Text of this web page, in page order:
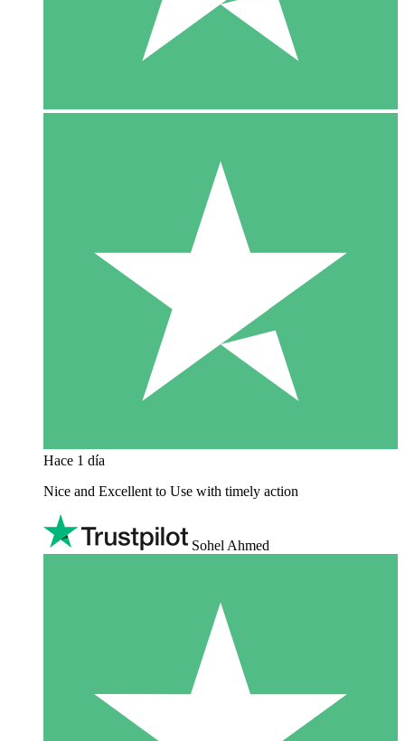
Hace 1 día
Nice and Excellent to Use with timely action
Sohel Ahmed